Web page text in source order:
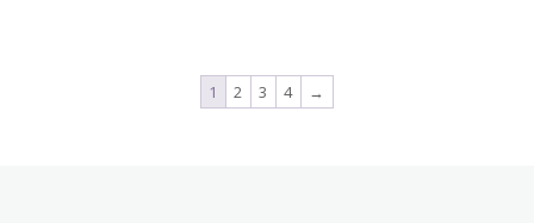
1 2 3 4 →